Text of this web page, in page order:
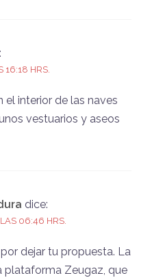
HRS.
el interior de las naves
vestuarios y aseos
dice:
06:46 HRS.
dejar tu propuesta. La
plataforma Zeugaz, que